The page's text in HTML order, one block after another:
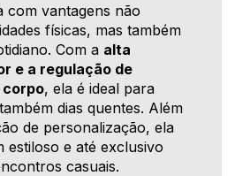
com vantagens não
físicas, mas também
Com a alta
e a regulação de
, ela é ideal para
dias quentes. Além
de personalização, ela
estiloso e até exclusivo
casuais.